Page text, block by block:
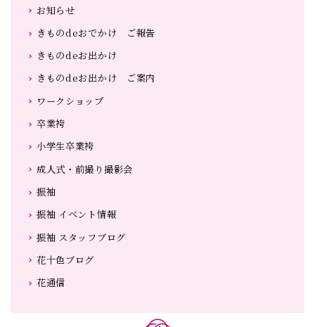
お知らせ
きものdeおでかけ ご報告
きものdeお出かけ
きものdeお出かけ ご案内
ワークショップ
卒業袴
小学生卒業袴
成人式・前撮り撮影会
振袖
振袖 イベント情報
振袖 スタッフブログ
花十色ブログ
花通信